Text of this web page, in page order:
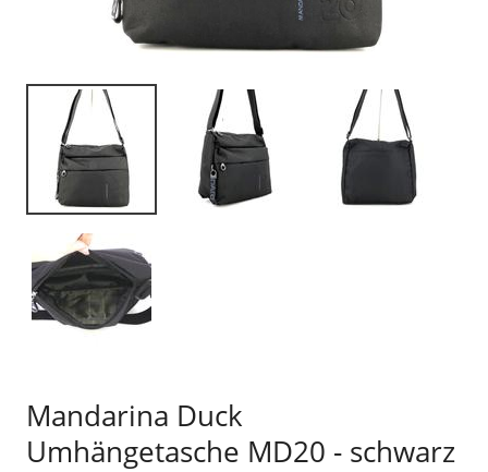
Mandarina Duck
Umhängetasche MD20 - schwarz